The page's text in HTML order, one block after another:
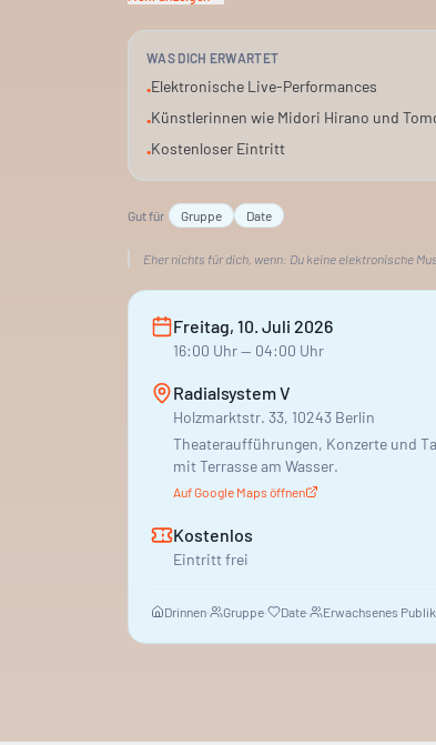
Tomoko Sauvage nutzt
ruhige Klanglandschaften. Miki Yui
Performance.
Das Festival bietet einen Einblick in
Gelegenheit, neue Klänge zu
WAS DICH ERWARTET
•Elektronische Live-Performances
•Künstlerinnen wie Midori Hirano und
•Kostenloser Eintritt
Gut für Gruppe Date
Eher nichts für dich, wenn: Du keine elektronische
Freitag, 10. Juli 2026
16:00 Uhr— 04:00 Uhr
Radialsystem V
Holzmarktstr. 33, 10243 Berlin
Theateraufführungen, Konzerte und
mit Terrasse am Wasser.
Auf Google Maps öffnen
Kostenlos
Eintritt frei
Drinnen· Gruppe· Date· Erwachsenes